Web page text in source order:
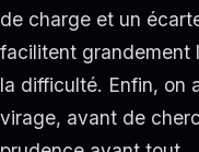
de charge et un
facilitent grandement
la difficulté. Enfin, on
virage, avant de